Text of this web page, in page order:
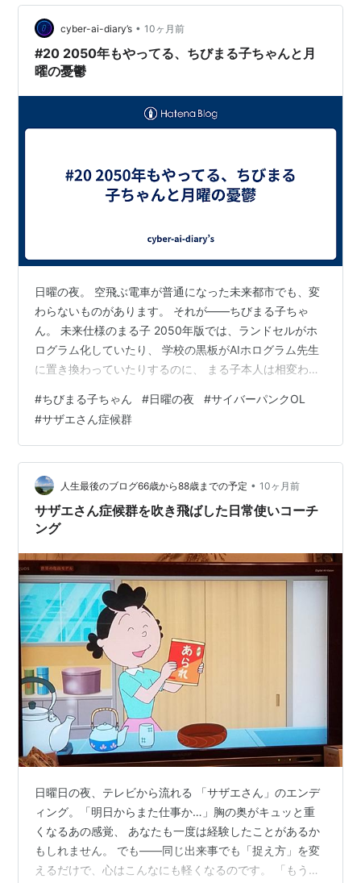
日曜夜を前向きに過ごし、月曜出勤を少しでも軽やかに
迎えるためのヒントを見つけてください。
cyber-ai-diary’s • 10ヶ月前
#20 2050年もやってる、ちびまる子ちゃんと月
曜の憂鬱
日曜の夜。 空飛ぶ電車が普通になった未来都市でも、変
わらないものがあります。 それが——ちびまる子ちゃ
ん。 未来仕様のまる子 2050年版では、ランドセルがホ
ログラム化していたり、 学校の黒板がAIホログラム先生
に置き換わっていたりするのに、 まる子本人は相変わら
に全然順応してないじゃん！」 ってツッコミながら見て
しまうんですよね。 しかもナレーションの声も昔と同じ
トーン。 どんなにサイバーな演出が入っても、最後は全
部オチにされるのがさすが。 月曜を呼び込むエンディン
グ でも問題はエンディング。 歌が流れた瞬間、部屋のAI
が「明日のスケジュー…
#ちびまる子ちゃん #日曜の夜 #サイバーパンクOL
#サザエさん症候群
人生最後のブログ66歳から88歳までの予定 • 10ヶ月前
サザエさん症候群を吹き飛ばした日常使いコーチ
ング
日曜日の夜、テレビから流れる 「サザエさん」のエンデ
ィング。「明日からまた仕事か…」胸の奥がキュッと重
くなるあの感覚、 あなたも一度は経験したことがあるか
もしれません。 でも――同じ出来事でも「捉え方」を変
えるだけで、心はこんなにも軽くなるのです。 「もう辞